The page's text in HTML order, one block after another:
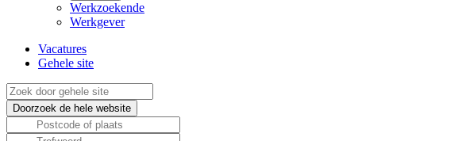
Werkzoekende
Werkgever
Vacatures
Gehele site